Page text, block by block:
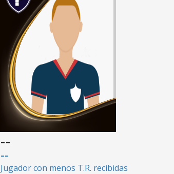
--
--
Jugador con menos T.R. recibidas